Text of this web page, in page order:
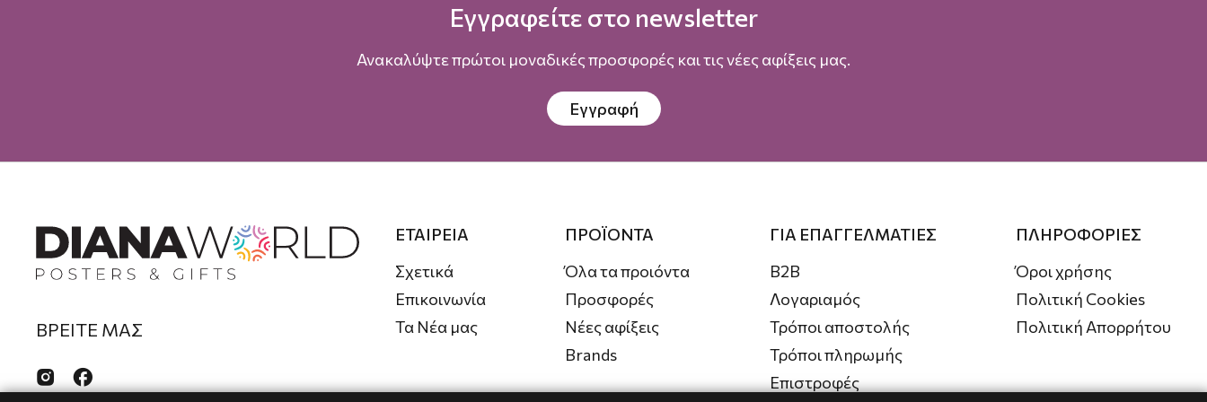
Εγγραφείτε στο newsletter
Ανακαλύψτε πρώτοι μοναδικές προσφορές και τις νέες αφίξεις μας.
Εγγραφή
ΒΡΕΙΤΕ ΜΑΣ
 
ΕΤΑΙΡΕΙΑ
Σχετικά
Επικοινωνία
Τα Νέα μας
ΠΡΟΪΟΝΤΑ
Όλα τα προιόντα
Προσφορές
Νέες αφίξεις
Brands
ΓΙΑ ΕΠΑΓΓΕΛΜΑΤΙΕΣ
B2B
Λογαριαμός
Τρόποι αποστολής
Τρόποι πληρωμής
Επιστροφές
ΠΛΗΡΟΦΟΡΙΕΣ
Όροι χρήσης
Πολιτική Cookies
Πολιτική Απορρήτου